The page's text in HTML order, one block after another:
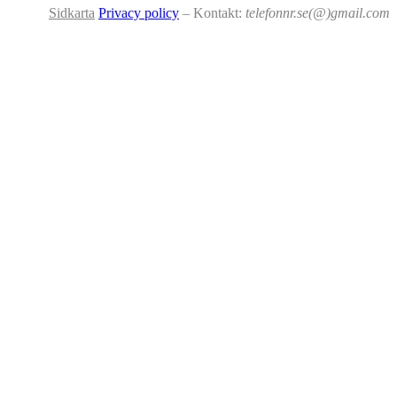
Sidkarta Privacy policy – Kontakt: telefonnr.se(@)gmail.com